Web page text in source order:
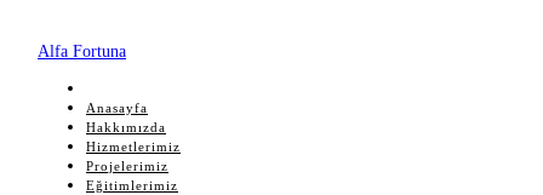
Alfa Fortuna
Anasayfa
Hakkımızda
Hizmetlerimiz
Projelerimiz
Eğitimlerimiz